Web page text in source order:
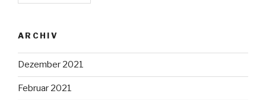
ARCHIV
Dezember 2021
Februar 2021